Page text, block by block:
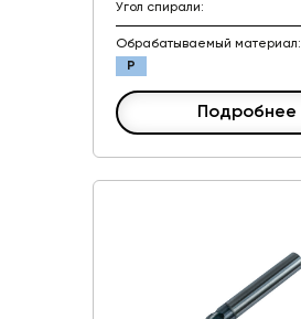
Угол спирали:
Обрабатываемый материал:
P
Подробнее